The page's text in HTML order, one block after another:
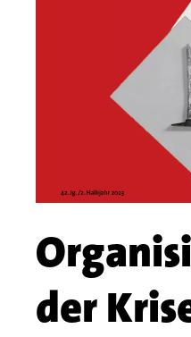
der